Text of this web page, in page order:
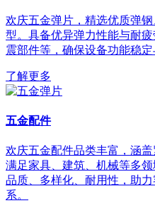
欢庆五金弹片，精选优质弹
型。具备优异弹力性能与耐
震部件等，确保设备功能稳定
了解更多
五金配件
欢庆五金配件品类丰富，涵
满足家具、建筑、机械等多
品质、多样化、耐用性，助
系。